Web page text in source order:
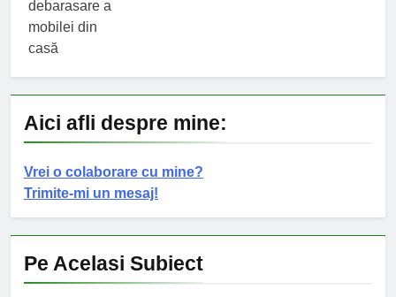
Aici afli despre mine:
Vrei o colaborare cu mine?
Trimite-mi un mesaj!
Pe Acelasi Subiect